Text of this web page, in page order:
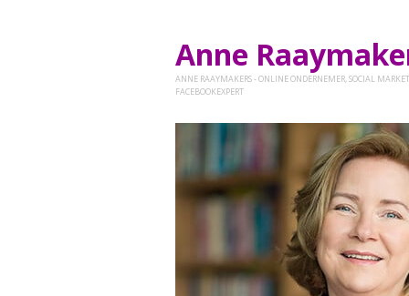
Anne
ANNE RAAYMAKERS - ONLINE ONDERNEMER, SOCIAL
FACEBOOKEXPERT